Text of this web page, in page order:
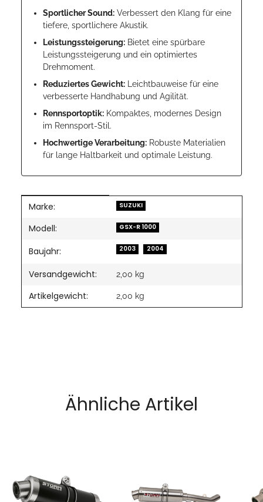
Sportlicher Sound: Verbessert den Klang für eine
tiefere, sportlichere Akustik.
Leistungssteigerung: Bietet eine spürbare
Leistungssteigerung und ein optimiertes
Drehmoment.
Reduziertes Gewicht: Leichtbauweise für eine
verbesserte Handhabung und Agilität.
Rennsportoptik: Kompaktes, modernes Design
im Rennsport-Stil.
Hochwertige Verarbeitung: Robuste Materialien
für lange Haltbarkeit und optimale Leistung.
Produkteigenschaft
Wert
Marke: SUZUKI
Modell: GSX-R 1000
Baujahr: 2003 2004
Versandgewicht: 2,00 kg
Artikelgewicht: 2,00 kg
Ähnliche Artikel